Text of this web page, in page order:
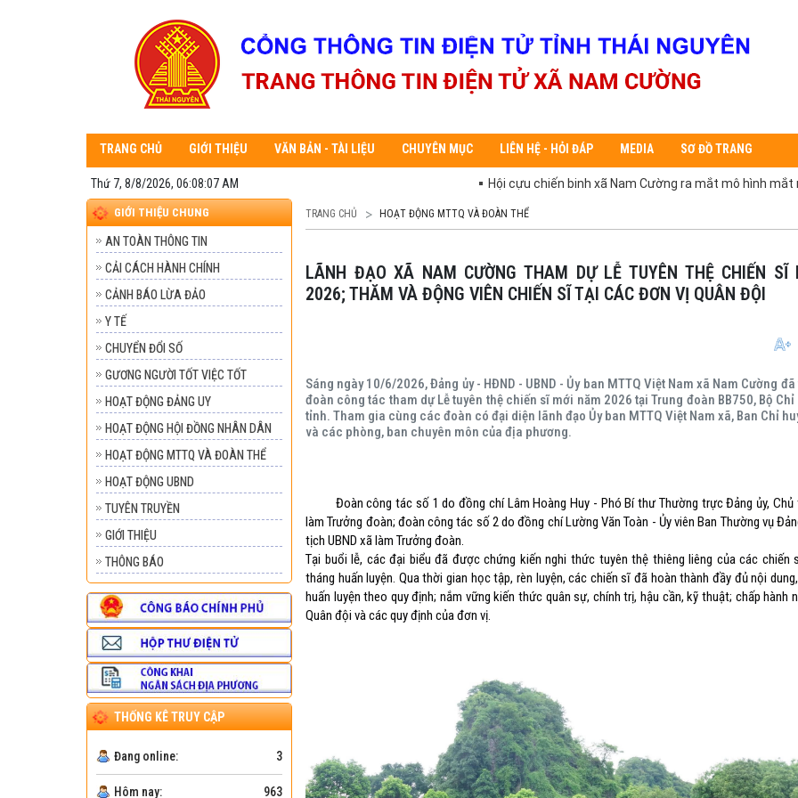
TRANG CHỦ GIỚI THIỆU VĂN BẢN - TÀI LIỆU CHUYÊN MỤC LIÊN HỆ - HỎI ĐÁP MEDIA SƠ ĐỒ TRANG
Thứ 7, 8/8/2026, 06:08:09 AM Hội cựu chiến binh xã Nam Cường ra mắt mô hình mắt mô hình “
GIỚI THIỆU CHUNG
AN TOÀN THÔNG TIN
CẢI CÁCH HÀNH CHÍNH
CẢNH BÁO LỪA ĐẢO
Y TẾ
CHUYỂN ĐỔI SỐ
GƯƠNG NGƯỜI TỐT VIỆC TỐT
HOẠT ĐỘNG ĐẢNG UY
HOẠT ĐỘNG HỘI ĐỒNG NHÂN DÂN
HOẠT ĐỘNG MTTQ VÀ ĐOÀN THỂ
HOẠT ĐỘNG UBND
TUYÊN TRUYỀN
GIỚI THIỆU
THÔNG BÁO
THỐNG KÊ TRUY CẬP
Đang online: 3
Hôm nay: 963
TRANG CHỦ HOẠT ĐỘNG MTTQ VÀ ĐOÀN THỂ
LÃNH ĐẠO XÃ NAM CƯỜNG THAM DỰ LỄ TUYÊN THỆ CHIẾN SĨ MỚI NĂM
2026; THĂM VÀ ĐỘNG VIÊN CHIẾN SĨ TẠI CÁC ĐƠN VỊ QUÂN ĐỘI
Sáng ngày 10/6/2026, Đảng ủy - HĐND - UBND - Ủy ban MTTQ Việt Nam xã Nam Cường
đoàn công tác tham dự Lễ tuyên thệ chiến sĩ mới năm 2026 tại Trung đoàn BB750, Bộ Chỉ
tỉnh. Tham gia cùng các đoàn có đại diện lãnh đạo Ủy ban MTTQ Việt Nam xã, Ban Chỉ
và các phòng, ban chuyên môn của địa phương.
Đoàn công tác số 1 do đồng chí Lâm Hoàng Huy - Phó Bí thư Thường trực Đảng ủy, Chủ
làm Trưởng đoàn; đoàn công tác số 2 do đồng chí Lường Văn Toàn - Ủy viên Ban Thường vụ
tịch UBND xã làm Trưởng đoàn.
Tại buổi lễ, các đại biểu đã được chứng kiến nghi thức tuyên thệ thiêng liêng của các chiến
tháng huấn luyện. Qua thời gian học tập, rèn luyện, các chiến sĩ đã hoàn thành đầy đủ nội
huấn luyện theo quy định; nắm vững kiến thức quân sự, chính trị, hậu cần, kỹ thuật; chấp hành
Quân đội và các quy định của đơn vị.